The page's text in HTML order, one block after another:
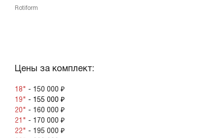
Rotiform
Цены за комплект:
18" - 150 000 ₽
19" - 155 000 ₽
20" - 160 000 ₽
21" - 170 000 ₽
22" - 195 000 ₽